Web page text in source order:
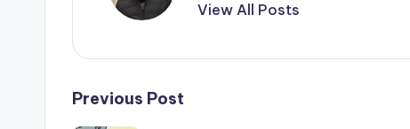
View All Posts
Post
Previous Post